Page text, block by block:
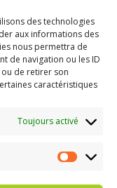
des technologies
aux informations des
nous permettra de
de navigation ou les ID
ou de retirer son
caractéristiques
Toujours activé
Marketing